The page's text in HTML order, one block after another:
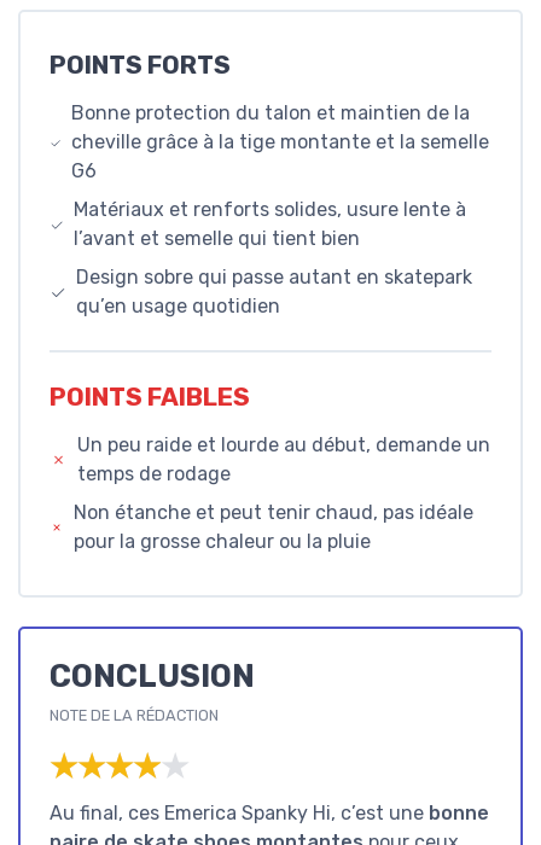
POINTS FORTS
Bonne protection du talon et maintien de la
cheville grâce à la tige montante et la semelle
G6
Matériaux et renforts solides, usure lente à
l’avant et semelle qui tient bien
Design sobre qui passe autant en skatepark
qu’en usage quotidien
POINTS FAIBLES
Un peu raide et lourde au début, demande un
temps de rodage
Non étanche et peut tenir chaud, pas idéale
pour la grosse chaleur ou la pluie
CONCLUSION
NOTE DE LA RÉDACTION
★★★★★
★★★★★
Au final, ces Emerica Spanky Hi, c’est une bonne